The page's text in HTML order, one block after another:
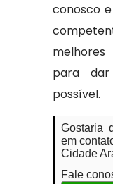
conosco
para
possível.
Gostaria
em
Cidade
Fale